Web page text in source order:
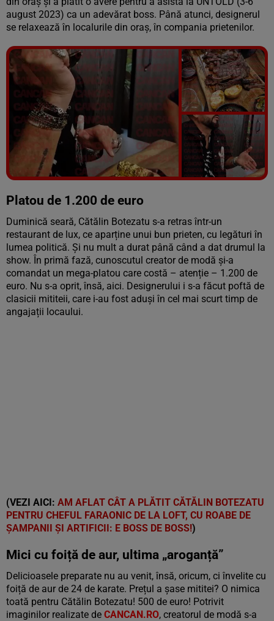
august 2023) ca un adevărat boss. Până atunci, designerul
se relaxează în localurile din oraș, în compania prietenilor.
Vezi galeria foto
Platou de 1.200 de euro
Duminică seară, Cătălin Botezatu s-a retras într-un
restaurant de lux, ce aparține unui bun prieten, cu legături în
lumea politică. Și nu mult a durat până când a dat drumul la
show. În primă fază, cunoscutul creator de modă și-a
comandat un mega-platou care costă – atenție – 1.200 de
euro. Nu s-a oprit, însă, aici. Designerului i s-a făcut poftă de
clasicii mititeii, care i-au fost aduși în cel mai scurt timp de
angajații locaului.
(VEZI AICI: AM AFLAT CÂT A PLĂTIT CĂTĂLIN BOTEZATU
PENTRU CHEFUL FARAONIC DE LA LOFT, CU ROABE DE
ȘAMPANII ȘI ARTIFICII: E BOSS DE BOSS!)
Mici cu foiță de aur, ultima „aroganță”
Delicioasele preparate nu au venit, însă, oricum, ci învelite cu
foiță de aur de 24 de karate. Prețul a șase mititei? O nimica
toată pentru Cătălin Botezatu! 500 de euro! Potrivit
imaginilor realizate de CANCAN.RO, creatorul de modă s-a